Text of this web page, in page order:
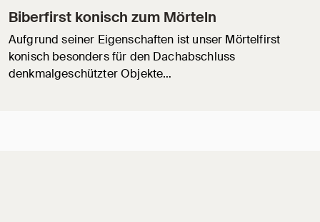
Biberfirst konisch zum Mörteln
Aufgrund seiner Eigenschaften ist unser Mörtelfirst
konisch besonders für den Dachabschluss
denkmalgeschützter Objekte…